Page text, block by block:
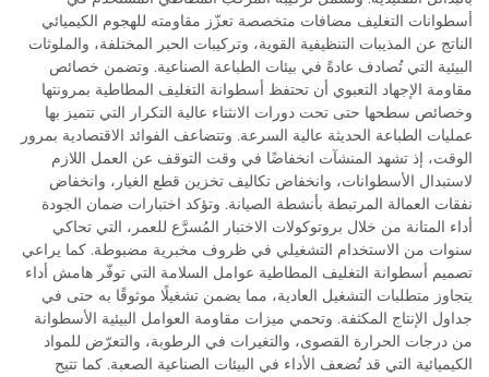
أسطوانات التغليف مضافات متخصصة تعزّز مقاومته للهجوم الكيميائي
الناتج عن المذيبات التنظيفية القوية، وتركيبات الحبر المختلفة، والملوثات
البيئية التي تُصادف عادةً في بيئات الطباعة الصناعية. وتضمن خصائص
مقاومة الإجهاد التعبوي أن تحتفظ أسطوانة التغليف المطاطية بمرونتها
وخصائص سطحها حتى تحت دورات الانثناء عالية التكرار التي تتميز بها
عمليات الطباعة الحديثة عالية السرعة. وتتضاعف الفوائد الاقتصادية بمرور
الوقت، إذ تشهد المنشآت انخفاضًا في وقت التوقف عن العمل اللازم
لاستبدال الأسطوانات، وانخفاض تكاليف تخزين قطع الغيار، وانخفاض
نفقات العمالة المرتبطة بأنشطة الصيانة. وتؤكد اختبارات ضمان الجودة
أداء المتانة من خلال بروتوكولات الاختبار المُسرَّع للعمر، التي تحاكي
سنوات من الاستخدام التشغيلي في ظروف مخبرية مضبوطة. كما يراعي
تصميم أسطوانة التغليف المطاطية عوامل السلامة التي توفّر هامش أداء
يتجاوز متطلبات التشغيل العادية، مما يضمن تشغيلًا موثوقًا به حتى في
جداول الإنتاج المكثفة. وتحمي ميزات مقاومة العوامل البيئية الأسطوانة
من درجات الحرارة القصوى، والتغيرات في الرطوبة، والتعرّض للمواد
الكيميائية التي قد تُضعف الأداء في البيئات الصناعية الصعبة. كما تتيح